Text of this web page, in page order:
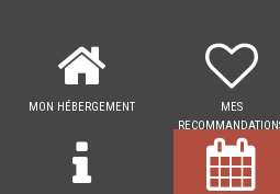
MON HÉBERGEMENT
MES